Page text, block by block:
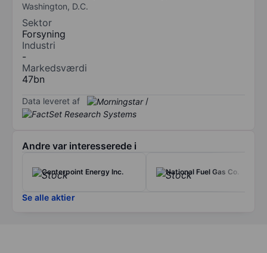
Washington, D.C.
Sektor
Forsyning
Industri
-
Markedsværdi
47bn
Data leveret af /
Andre var interesserede i
Centerpoint Energy Inc. National Fuel Gas Co.
Se alle aktier